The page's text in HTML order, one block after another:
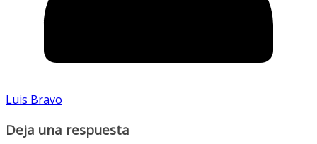
Luis Bravo
Deja una respuesta